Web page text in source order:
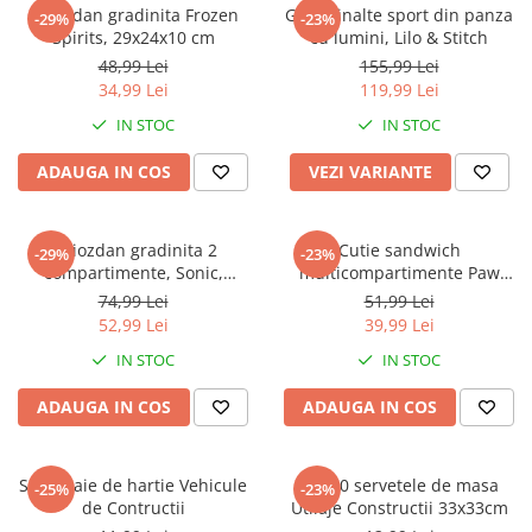
Captain america
Bakugan
Liga Dreptatii
Buzz Lightyear
My Little Pony
Planes
EplusM
Tom & Jerry
Transformers
Top Wings
Incaltaminte baieti
Ghete si cizme baieti
Pantofi baieti
Papuci si slapi baieti
Sandale baieti
Marvel
Monsters Inc.
La casa de papel
Nasa
Kids Euroswan
Rainbow High
Garfield
Nightmare before Christmas
EplusM
Perletti
Arditex
-29%
Ghiozdan gradinita Frozen
Spirits, 29x24x10 cm
48,99 Lei
34,99 Lei
IN STOC
ADAUGA IN COS
-23%
Ghete inalte sport din panza
cu lumini, Lilo & Stitch
155,99 Lei
119,99 Lei
IN STOC
VEZI VARIANTE
-29%Ghiozdan gradinita 2
compartimente, Sonic,
30x25x12 cm
74,99 Lei
52,99 Lei
IN STOC
ADAUGA IN COS
-23%Cutie sandwich
multicompartimente Paw
Patrol Superpowers
51,99 Lei
39,99 Lei
IN STOC
ADAUGA IN COS
-25%
Set 4 paie de hartie Vehicule
de Contructii
-23%
Set 20 servetele de masa
Utilaje Constructii 33x33cm